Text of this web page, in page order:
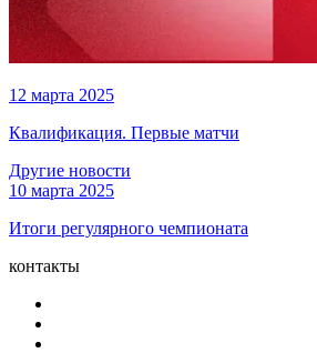
12 марта 2025
Квалификация. Первые матчи
Другие новости
10 марта 2025
Итоги регулярного чемпионата
контакты